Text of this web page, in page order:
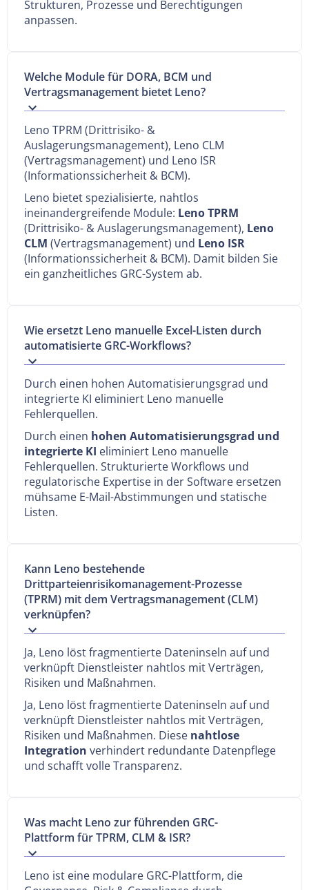
Strukturen, Prozesse und Berechtigungen
anpassen.
Welche Module für DORA, BCM und
Vertragsmanagement bietet Leno?
Leno TPRM (Drittrisiko- &
Auslagerungsmanagement), Leno CLM
(Vertragsmanagement) und Leno ISR
(Informationssicherheit & BCM).
Leno bietet spezialisierte, nahtlos
ineinandergreifende Module: Leno TPRM
(Drittrisiko- & Auslagerungsmanagement), Leno
CLM (Vertragsmanagement) und Leno ISR
(Informationssicherheit & BCM). Damit bilden Sie
ein ganzheitliches GRC-System ab.
Wie ersetzt Leno manuelle Excel-Listen durch
automatisierte GRC-Workflows?
Durch einen hohen Automatisierungsgrad und
integrierte KI eliminiert Leno manuelle
Fehlerquellen.
Durch einen hohen Automatisierungsgrad und
integrierte KI eliminiert Leno manuelle
Fehlerquellen. Strukturierte Workflows und
regulatorische Expertise in der Software ersetzen
mühsame E-Mail-Abstimmungen und statische
Listen.
Kann Leno bestehende
Drittparteienrisikomanagement-Prozesse
(TPRM) mit dem Vertragsmanagement (CLM)
verknüpfen?
Ja, Leno löst fragmentierte Dateninseln auf und
verknüpft Dienstleister nahtlos mit Verträgen,
Risiken und Maßnahmen.
Ja, Leno löst fragmentierte Dateninseln auf und
verknüpft Dienstleister nahtlos mit Verträgen,
Risiken und Maßnahmen. Diese nahtlose
Integration verhindert redundante Datenpflege
und schafft volle Transparenz.
Was macht Leno zur führenden GRC-
Plattform für TPRM, CLM & ISR?
Leno ist eine modulare GRC-Plattform, die